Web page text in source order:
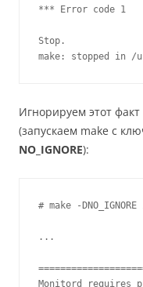
*** Error code 1
Stop.
make: stopped in
Игнорируем этот
(запускаем make с
NO_IGNORE):
# make -
...
Monitord